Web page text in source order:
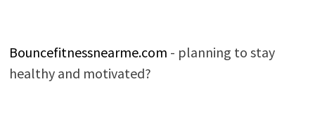
Bouncefitnessnearme.com - planning to stay
healthy and motivated?